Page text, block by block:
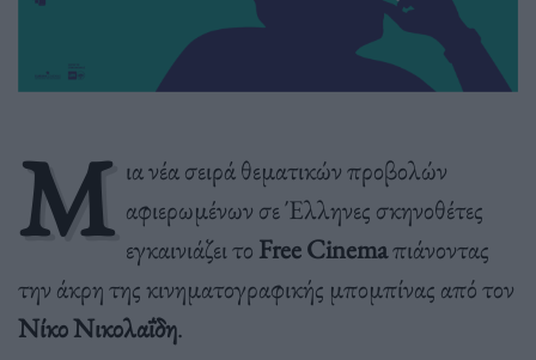
Μ ια νέα σειρά θεματικών προβολών
αφιερωμένων σε Έλληνες σκηνοθέτες
εγκαινιάζει το Free Cinemaπιάνοντας
την άκρη της κινηματογραφικής μπομπίνας από τον
Νίκο Νικολαΐδη.